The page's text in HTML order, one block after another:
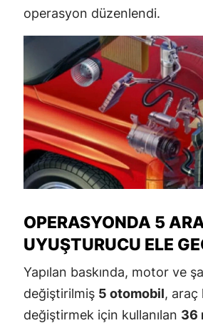
operasyon düzenlendi.
OPERASYONDA 5
UYUŞTURUCU ELE
Yapılan baskında, motor ve
değiştirilmiş 5 otomobil, araç
değiştirmek için kullanılan 36